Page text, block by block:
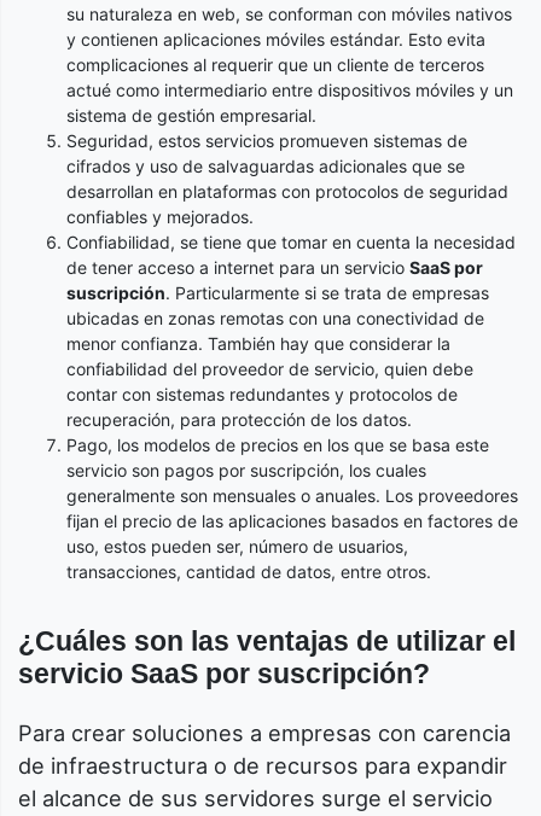
su naturaleza en web, se conforman con móviles nativos
y contienen aplicaciones móviles estándar. Esto evita
complicaciones al requerir que un cliente de terceros
actué como intermediario entre dispositivos móviles y un
sistema de gestión empresarial.
Seguridad, estos servicios promueven sistemas de
cifrados y uso de salvaguardas adicionales que se
desarrollan en plataformas con protocolos de seguridad
confiables y mejorados.
Confiabilidad, se tiene que tomar en cuenta la necesidad
de tener acceso a internet para un servicio SaaS por
suscripción. Particularmente si se trata de empresas
ubicadas en zonas remotas con una conectividad de
menor confianza. También hay que considerar la
confiabilidad del proveedor de servicio, quien debe
contar con sistemas redundantes y protocolos de
recuperación, para protección de los datos.
Pago, los modelos de precios en los que se basa este
servicio son pagos por suscripción, los cuales
generalmente son mensuales o anuales. Los proveedores
fijan el precio de las aplicaciones basados en factores de
uso, estos pueden ser, número de usuarios,
transacciones, cantidad de datos, entre otros.
¿Cuáles son las ventajas de utilizar el
servicio SaaS por suscripción?
Para crear soluciones a empresas con carencia
de infraestructura o de recursos para expandir
el alcance de sus servidores surge el servicio